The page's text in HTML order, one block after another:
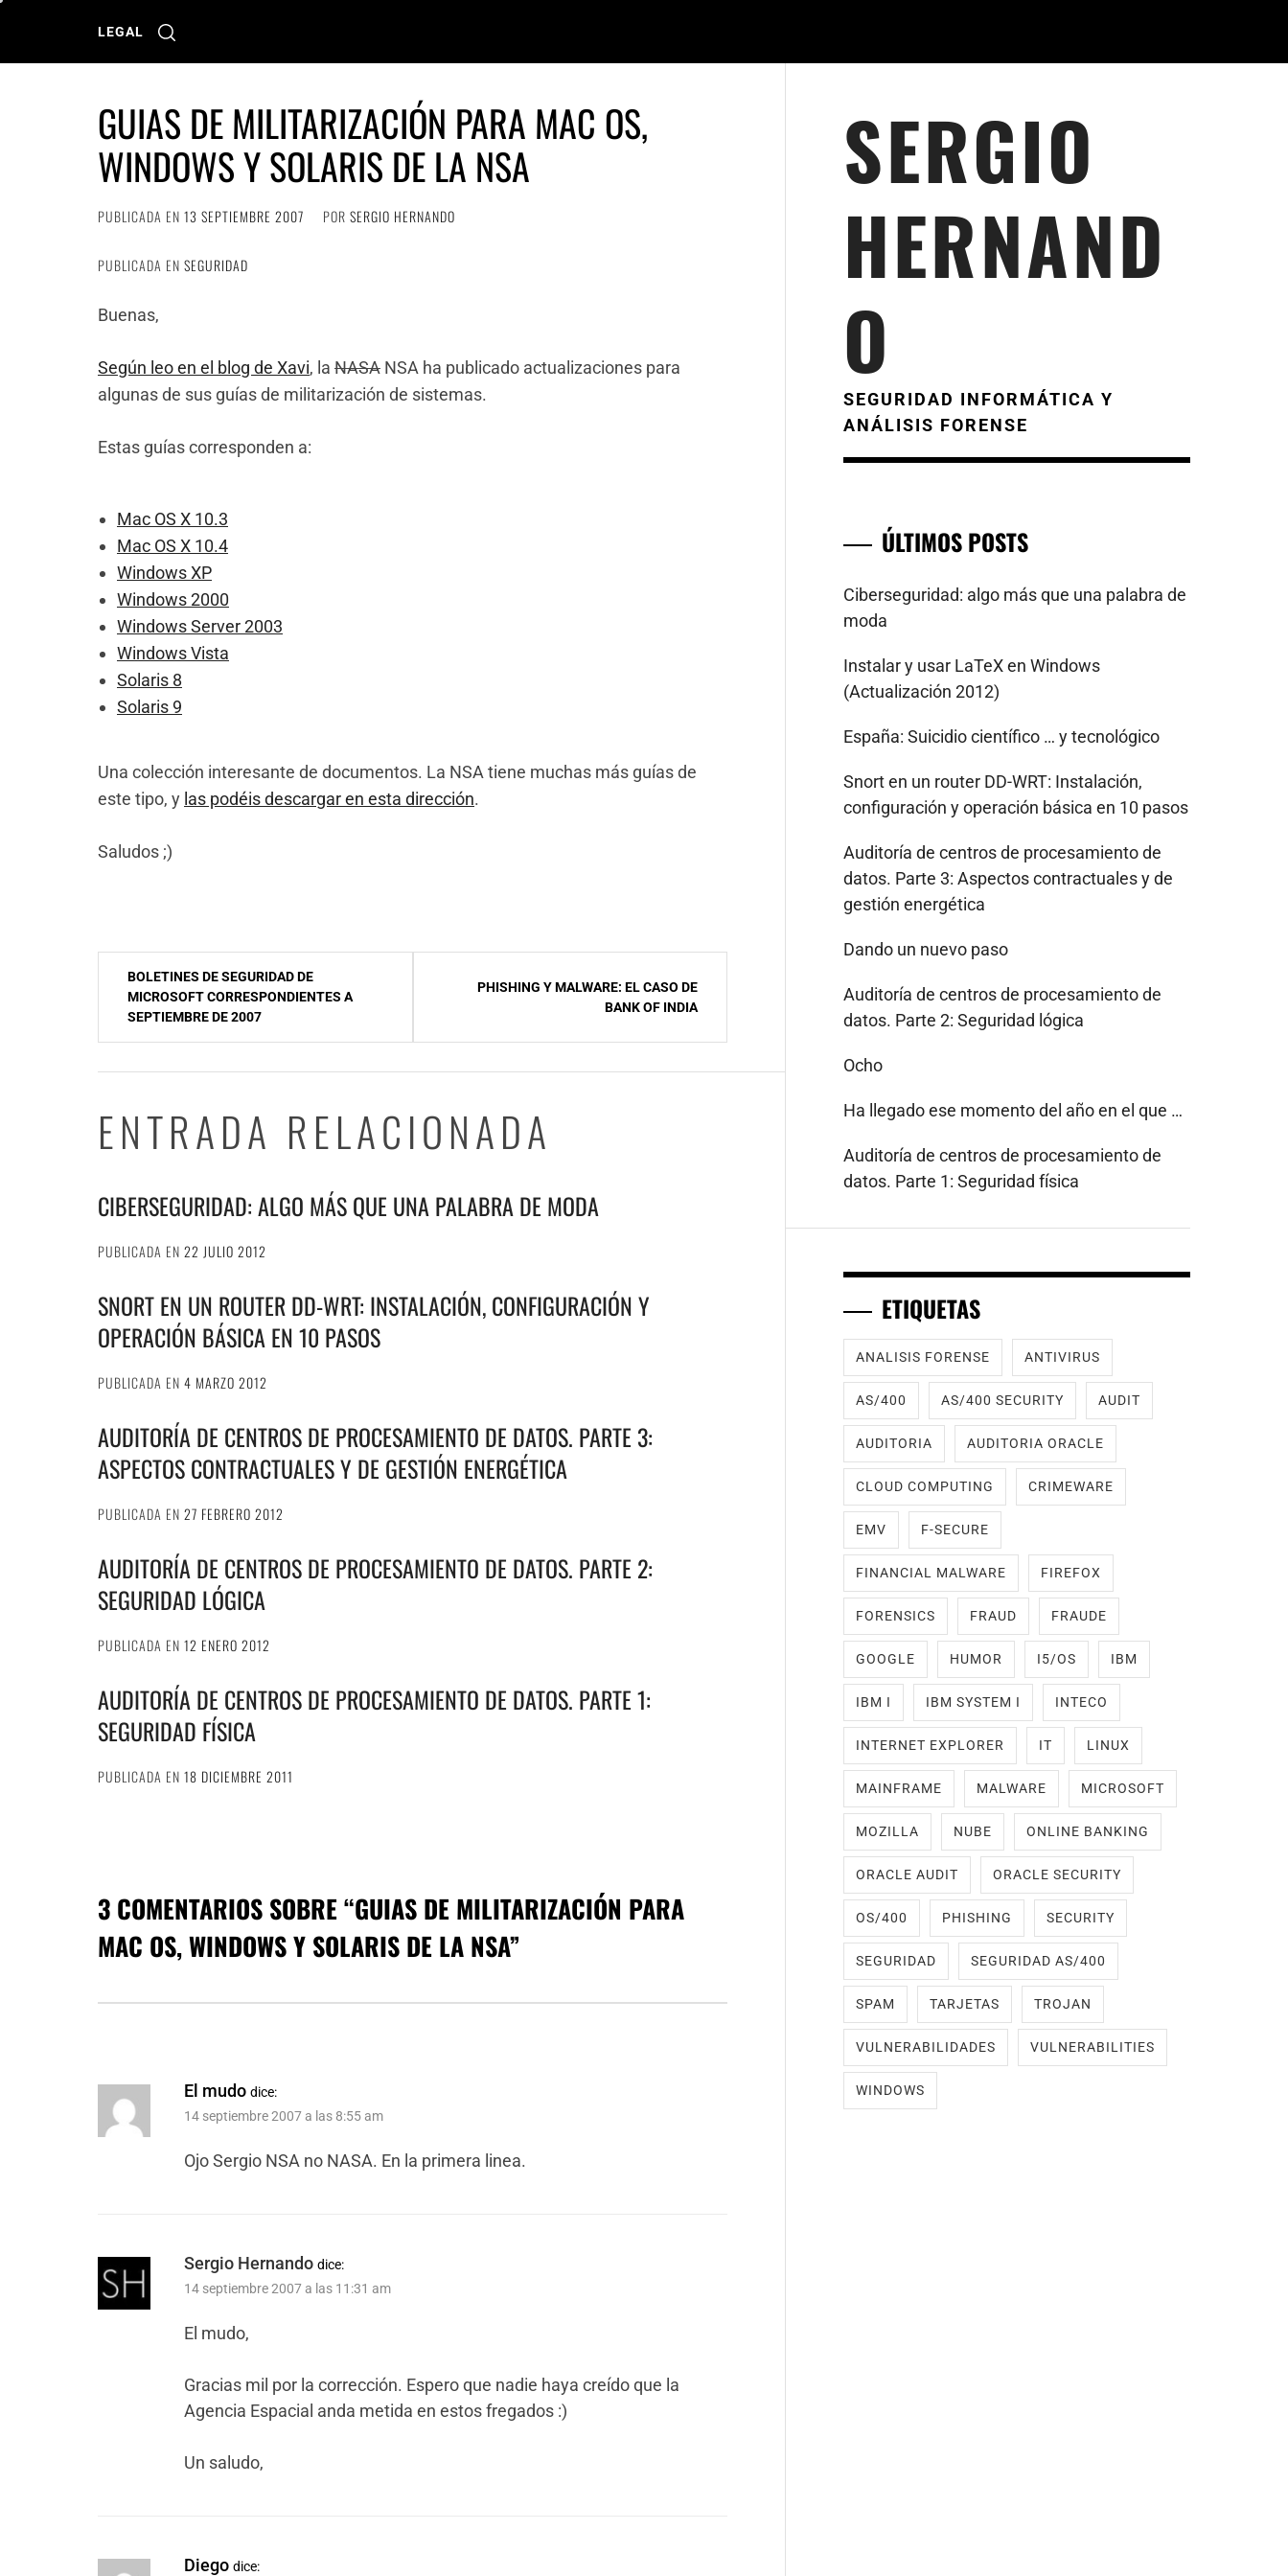
LEGAL
GUIAS DE MILITARIZACIÓN PARA MAC OS,
WINDOWS Y SOLARIS DE LA NSA
PUBLICADA EN 13 SEPTIEMBRE 2007 POR SERGIO HERNANDO
PUBLICADA EN SEGURIDAD
Buenas,
Según leo en el blog de Xavi, la NASA NSA ha publicado actualizaciones para
algunas de sus guías de militarización de sistemas.
Estas guías corresponden a:
Mac OS X 10.3
Mac OS X 10.4
Windows XP
Windows 2000
Windows Server 2003
Windows Vista
Solaris 8
Solaris 9
Una colección interesante de documentos. La NSA tiene muchas más guías de
este tipo, y las podéis descargar en esta dirección.
Saludos ;)
NavegaciÃ³n
entradas
BOLETINES DE SEGURIDAD DE
MICROSOFT CORRESPONDIENTES A
SEPTIEMBRE DE 2007
PHISHING Y MALWARE: EL CASO DE
BANK OF INDIA
ENTRADA RELACIONADA
CIBERSEGURIDAD: ALGO MÁS QUE UNA PALABRA DE MODA
PUBLICADA EN 22 JULIO 2012
SNORT EN UN ROUTER DD-WRT: INSTALACIÓN, CONFIGURACIÓN Y
OPERACIÓN BÁSICA EN 10 PASOS
PUBLICADA EN 4 MARZO 2012
AUDITORÍA DE CENTROS DE PROCESAMIENTO DE DATOS. PARTE 3:
ASPECTOS CONTRACTUALES Y DE GESTIÓN ENERGÉTICA
PUBLICADA EN 27 FEBRERO 2012
AUDITORÍA DE CENTROS DE PROCESAMIENTO DE DATOS. PARTE 2:
SEGURIDAD LÓGICA
PUBLICADA EN 12 ENERO 2012
AUDITORÍA DE CENTROS DE PROCESAMIENTO DE DATOS. PARTE 1:
SEGURIDAD FÍSICA
PUBLICADA EN 18 DICIEMBRE 2011
3 COMENTARIOS SOBRE “GUIAS DE MILITARIZACIÓN PARA
MAC OS, WINDOWS Y SOLARIS DE LA NSA”
El mudo dice:
14 septiembre 2007 a las 8:55 am
Ojo Sergio NSA no NASA. En la primera linea.
Sergio Hernando dice:
14 septiembre 2007 a las 11:31 am
El mudo,
Gracias mil por la corrección. Espero que nadie haya creído que la
Agencia Espacial anda metida en estos fregados :)
Un saludo,
Diego dice:
SERGIO
HERNAND
O
SEGURIDAD INFORMÁTICA Y
ANÁLISIS FORENSE
ÚLTIMOS POSTS
Ciberseguridad: algo más que una palabra de
moda
Instalar y usar LaTeX en Windows
(Actualización 2012)
España: Suicidio científico … y tecnológico
Snort en un router DD-WRT: Instalación,
configuración y operación básica en 10 pasos
Auditoría de centros de procesamiento de
datos. Parte 3: Aspectos contractuales y de
gestión energética
Dando un nuevo paso
Auditoría de centros de procesamiento de
datos. Parte 2: Seguridad lógica
Ocho
Ha llegado ese momento del año en el que …
Auditoría de centros de procesamiento de
datos. Parte 1: Seguridad física
ETIQUETAS
ANALISIS FORENSE ANTIVIRUS
AS/400 AS/400 SECURITY AUDIT
AUDITORIA AUDITORIA ORACLE
CLOUD COMPUTING CRIMEWARE
EMV F-SECURE
FINANCIAL MALWARE FIREFOX
FORENSICS FRAUD FRAUDE
GOOGLE HUMOR I5/OS IBM
IBM I IBM SYSTEM I INTECO
INTERNET EXPLORER IT LINUX
MAINFRAME MALWARE MICROSOFT
MOZILLA NUBE ONLINE BANKING
ORACLE AUDIT ORACLE SECURITY
OS/400 PHISHING SECURITY
SEGURIDAD SEGURIDAD AS/400
SPAM TARJETAS TROJAN
VULNERABILIDADES VULNERABILITIES
WINDOWS